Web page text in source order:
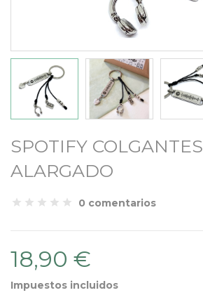
SPOTIFY COLGANTES
ALARGADO
0 comentarios
18,90 €
Impuestos incluidos